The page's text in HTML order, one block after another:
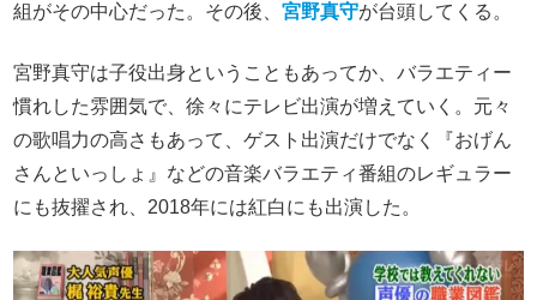
組がその中心だった。その後、 宮野真守が台頭してくる。
宮野真守は子役出身ということもあってか、バラエティー
慣れした雰囲気で、徐々にテレビ出演が増えていく。元々
の歌唱力の高さもあって、ゲスト出演だけでなく『おげん
さんといっしょ』などの音楽バラエティ番組のレギュラー
にも抜擢され、2018年には紅白にも出演した。